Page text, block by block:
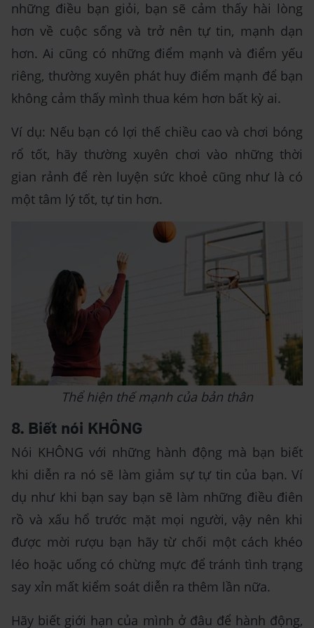
những điều bạn giỏi, bạn sẽ cảm thấy hài lòng
hơn về cuộc sống và trở nên tự tin, mạnh dạn
hơn. Ai cũng có những điểm mạnh và điểm yếu
riêng, thường xuyên phát huy điểm mạnh để bạn
không cảm thấy mình thua kém hơn bất kỳ ai.
Ví dụ: Nếu bạn có lợi thế chiều cao và chơi bóng
rổ tốt, hãy thường xuyên chơi vào những thời
gian rảnh để rèn luyện sức khoẻ cũng như là có
một tâm lý tốt, tự tin hơn.
Thể hiện thế mạnh của bản thân
8. Biết nói KHÔNG
Nói KHÔNG với những hành động mà bạn biết
khi diễn ra nó sẽ làm giảm sự tự tin của bạn. Ví
dụ như khi bạn say bạn sẽ làm những điều điên
rồ và xấu hổ trước mặt mọi người, vậy nên khi
được mời rượu bạn hãy từ chối một cách khéo
léo hoặc uống có chừng mực để tránh tình trạng
say xỉn mất kiểm soát diễn ra thêm lần nữa.
Hãy biết giới hạn của mình ở đâu để hành động,